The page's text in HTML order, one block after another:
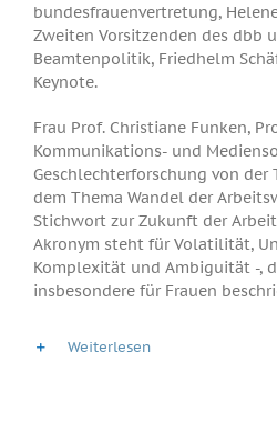
bundesfrauenvertretung,
Zweiten Vorsitzenden des dbb
Beamtenpolitik, Friedhelm
Keynote.
Frau Prof. Christiane Funken,
Kommunikations- und
Geschlechterforschung von der
dem Thema Wandel der
Stichwort zur Zukunft der Arbeit
Akronym steht für Volatilität,
Komplexität und Ambiguität -,
insbesondere für Frauen
Weiterlesen